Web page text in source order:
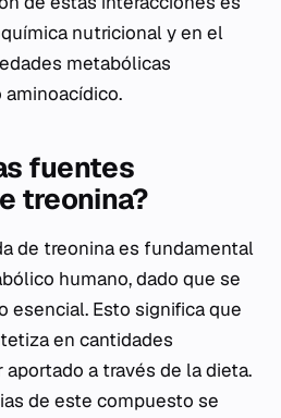
nutricional y en el
metabólicas
fuentes
treonina?
de treonina es fundamental
humano, dado que se
esencial. Esto significa que
en cantidades
a través de la dieta.
de este compuesto se